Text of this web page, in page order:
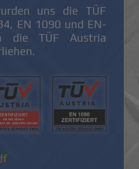
uns die TÜF
EN 1090 und EN-
die TÜF Austria